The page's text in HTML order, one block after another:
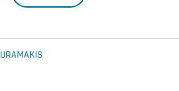
URAMAKIS